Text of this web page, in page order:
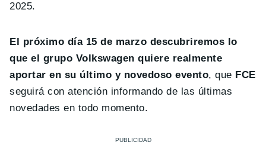
2025.
El próximo día 15 de marzo descubriremos lo
que el grupo Volkswagen quiere realmente
aportar en su último y novedoso evento, que FCE
seguirá con atención informando de las últimas
novedades en todo momento.